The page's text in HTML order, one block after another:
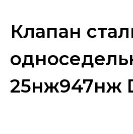
Клапан
25нж947нж